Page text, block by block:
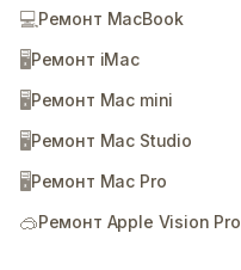
💻Ремонт MacBook
🖥️Ремонт iMac
🖥️Ремонт Mac mini
🖥️Ремонт Mac Studio
🖥️Ремонт Mac Pro
🥽Ремонт Apple Vision Pro